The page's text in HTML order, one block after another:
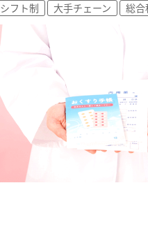
シフト制 大手チェーン 総合